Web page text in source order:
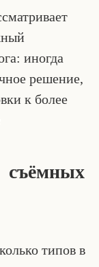
иногда
решение,
к более
съёмных
типов в